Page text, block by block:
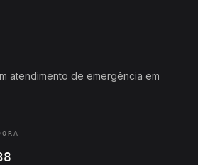
atendimento de emergência em